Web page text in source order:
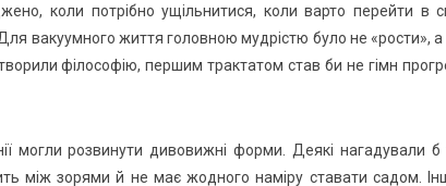
коли потрібно ущільнитися, коли варто перейти в
вакуумного життя головною мудрістю було не «рости», а
філософію, першим трактатом став би не гімн
могли розвинути дивовижні форми. Деякі нагадували
між зорями й не має жодного наміру ставати садом.